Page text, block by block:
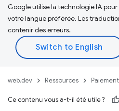
Google utilise la technologie IA
votre langue préférée. Les
contenir des erreurs.
web.dev Ressources
Ce contenu vous a-t-il été utile ?